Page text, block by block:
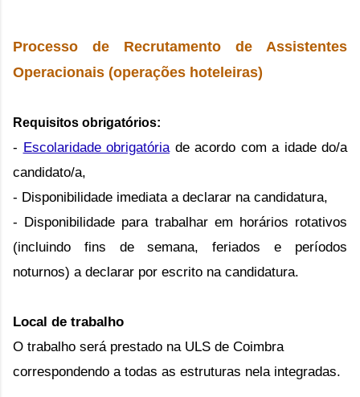
Processo de Recrutamento de Assistentes
Operacionais (operações hoteleiras)
Requisitos obrigatórios:
- Escolaridade obrigatória de acordo com a idade do/a
candidato/a,
- Disponibilidade imediata a declarar na candidatura,
- Disponibilidade para trabalhar em horários rotativos
(incluindo fins de semana, feriados e períodos
noturnos) a declarar por escrito na candidatura.
Local de trabalho
O trabalho será prestado na ULS de Coimbra
correspondendo a todas as estruturas nela integradas.